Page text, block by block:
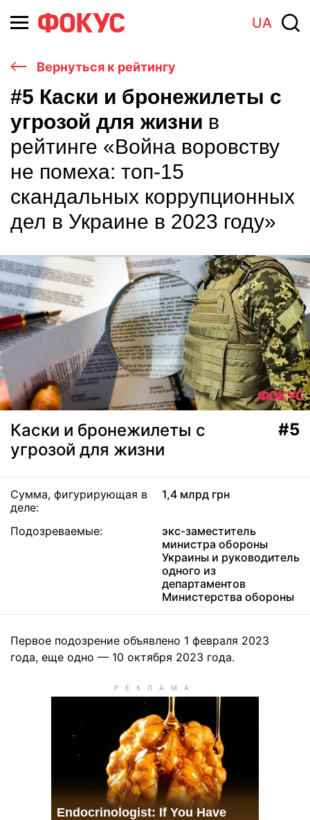
UA
Вернуться к рейтингу
#5 Каски и бронежилеты с
угрозой для жизни в
рейтинге «Война воровству
не помеха: топ-15
скандальных коррупционных
дел в Украине в 2023 году»
Каски и бронежилеты с
угрозой для жизни
#5
Сумма, фигурирующая в
деле:
1,4 млрд грн
Подозреваемые:
экс-заместитель
министра обороны
Украины и руководитель
одного из
департаментов
Министерства обороны
Первое подозрение объявлено 1 февраля 2023
года, еще одно — 10 октября 2023 года.